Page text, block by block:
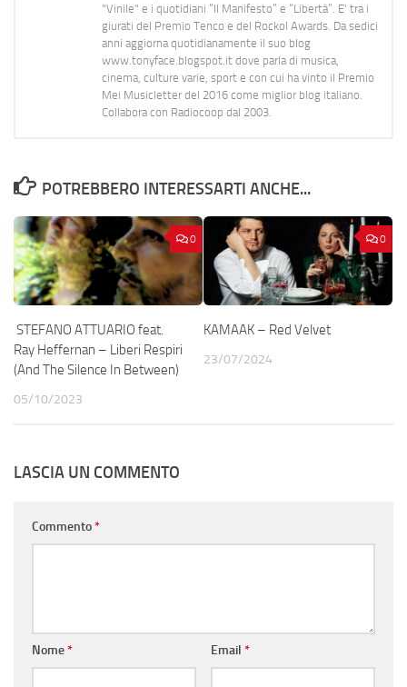
"Vinile" e i quotidiani “Il Manifesto” e “Libertà”. E' tra i
giurati del Premio Tenco e del Rockol Awards. Da sedici
anni aggiorna quotidianamente il suo blog
www.tonyface.blogspot.it dove parla di musica,
cinema, culture varie, sport e con cui ha vinto il Premio
Mei Musicletter del 2016 come miglior blog italiano.
Collabora con Radiocoop dal 2003.
POTREBBERO INTERESSARTI ANCHE...
0
STEFANO ATTUARIO feat.
Ray Heffernan – Liberi Respiri
(And The Silence In Between)
05/10/2023
0
KAMAAK – Red Velvet
23/07/2024
LASCIA UN COMMENTO
Commento*
Nome* Email *